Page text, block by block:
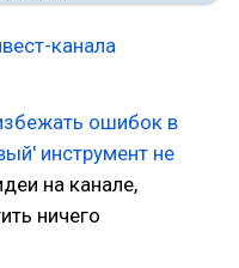
канала
ошибок в
инструмент не
на канале,
ничего